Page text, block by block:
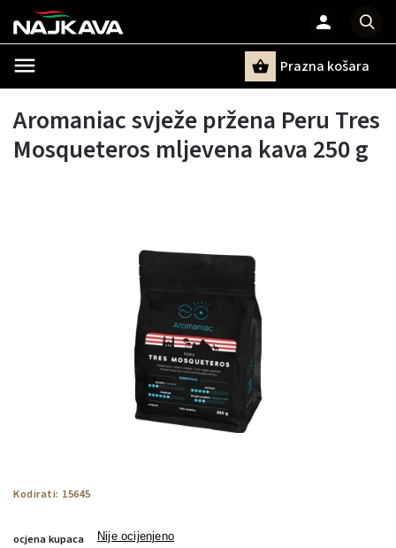
Prazna košara
Aromaniac svježe pržena Peru Tres
Mosqueteros mljevena kava 250 g
Kodirati: 15645
ocjena kupaca Nije ocijenjeno